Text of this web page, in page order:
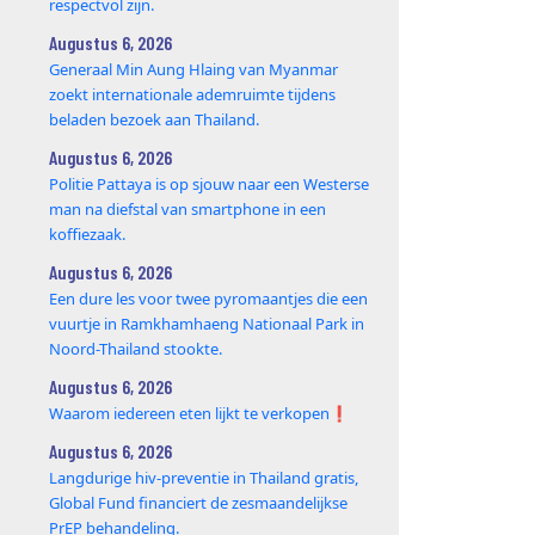
respectvol zijn.
Augustus 6, 2026
Generaal Min Aung Hlaing van Myanmar
zoekt internationale ademruimte tijdens
beladen bezoek aan Thailand.
Augustus 6, 2026
Politie Pattaya is op sjouw naar een Westerse
man na diefstal van smartphone in een
koffiezaak.
Augustus 6, 2026
Een dure les voor twee pyromaantjes die een
vuurtje in Ramkhamhaeng Nationaal Park in
Noord-Thailand stookte.
Augustus 6, 2026
Waarom iedereen eten lijkt te verkopen❗️
Augustus 6, 2026
Langdurige hiv-preventie in Thailand gratis,
Global Fund financiert de zesmaandelijkse
PrEP behandeling.